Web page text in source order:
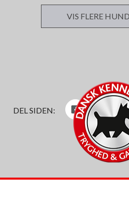
VIS FLERE
DEL SIDEN: